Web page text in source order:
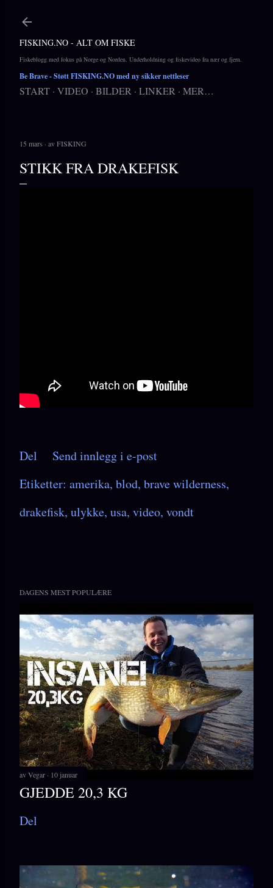
FISKING.NO - ALT OM FISKE
Fiskeblogg med fokus på Norge og Norden. Underholdning og fiskevideo fra nær og fjern.
Be Brave- Støtt FISKING.NO med ny sikker nettleser
START VIDEO BILDER LINKER MER…
15 mars avFISKING
STIKK FRA DRAKEFISK
Del
Send innlegg i e-post
Etiketter: amerika blod brave wilderness
drakefisk ulykke usa video vondt
DAGENS MEST POPULÆRE
avVegar 10 januar
GJEDDE 20,3 KG
Del